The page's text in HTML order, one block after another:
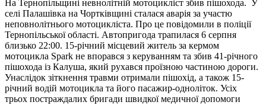
На Тернопільщині невнолітній мотоцикліст збив пішохода. У
селі Палашівка на Чортківщині сталася аварія за участю
неповнолітнього мотоцикліста. Про це повідомили в поліції
Тернопільської області. Автопригода трапилася 6 серпня
близько 22:00. 15-річний місцевий житель за кермом
мотоцикла Spark не впорався з керуванням та збив 41-річного
пішохода із Калуша, який рухався проїзною частиною дороги.
Унаслідок зіткнення травми отримали пішохід, а також 15-
річний водій мотоцикла та його пасажир-одноліток. Усіх
трьох постраждалих бригади швидкої медичної допомоги